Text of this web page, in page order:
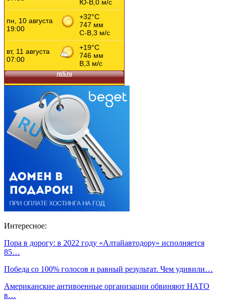
Интересное:
Пора в дорогу: в 2022 году «Алтайавтодору» исполняется
85…
Победа со 100% голосов и равный результат. Чем удивили…
Американские антивоенные организации обвиняют НАТО
в…